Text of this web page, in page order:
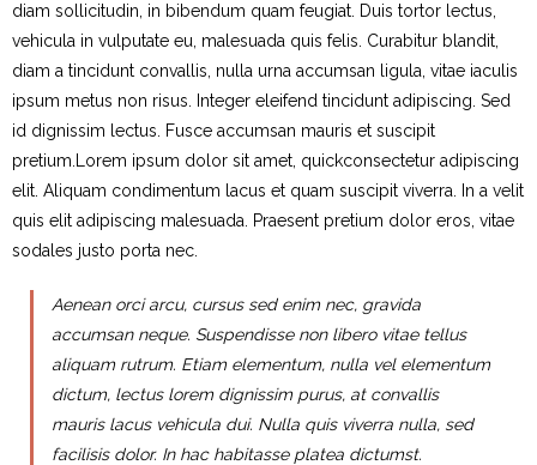
diam sollicitudin, in bibendum quam feugiat. Duis tortor lectus,
vehicula in vulputate eu, malesuada quis felis. Curabitur blandit,
diam a tincidunt convallis, nulla urna accumsan ligula, vitae iaculis
ipsum metus non risus. Integer eleifend tincidunt adipiscing. Sed
id dignissim lectus. Fusce accumsan mauris et suscipit
pretium.Lorem ipsum dolor sit amet, quickconsectetur adipiscing
elit. Aliquam condimentum lacus et quam suscipit viverra. In a velit
quis elit adipiscing malesuada. Praesent pretium dolor eros, vitae
sodales justo porta nec.
Aenean orci arcu, cursus sed enim nec, gravida
accumsan neque. Suspendisse non libero vitae tellus
aliquam rutrum. Etiam elementum, nulla vel elementum
dictum, lectus lorem dignissim purus, at convallis
mauris lacus vehicula dui. Nulla quis viverra nulla, sed
facilisis dolor. In hac habitasse platea dictumst.